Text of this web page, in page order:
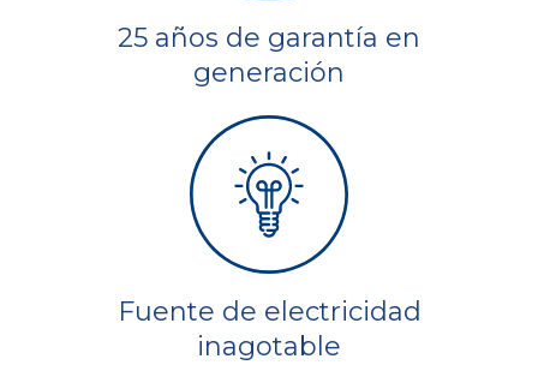
25 años de garantía en
generación
Fuente de electricidad
inagotable